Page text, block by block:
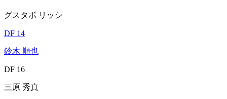
グスタボ リッシ
DF 14
鈴木 順也
DF 16
三原 秀真